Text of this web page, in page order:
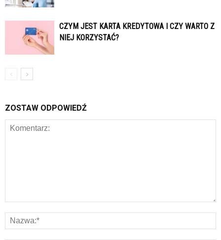
CZYM JEST KARTA KREDYTOWA I CZY WARTO Z
NIEJ KORZYSTAĆ?
ZOSTAW ODPOWIEDŹ